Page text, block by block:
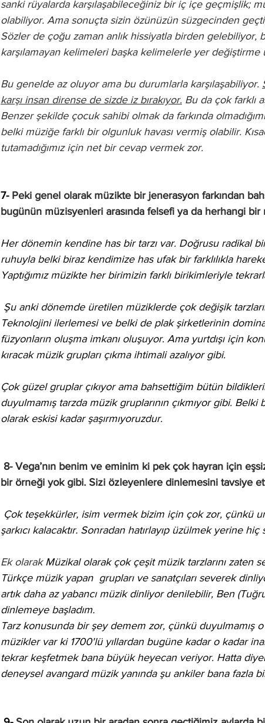
sanki rüyalarda karşılaşabileceğiniz bir iç içe geçmişlik;
olabiliyor. Ama sonuçta sizin özünüzün süzgecinden
Sözler de çoğu zaman anlık hissiyatla birden gelebiliyor,
karşılamayan kelimeleri başka kelimelerle yer
Bu genelde az oluyor ama bu durumlarla karşılaşabiliyor.
karşı insan dirense de sizde iz bırakıyor. Bu da çok farklı
Benzer şekilde çocuk sahibi olmak da farkında
belki müziğe farklı bir olgunluk havası vermiş olabilir.
tutamadığımız için net bir cevap vermek zor.
7- Peki genel olarak müzikte bir jenerasyon farkından
bugünün müzisyenleri arasında felsefi ya da herhangi
Her dönemin kendine has bir tarzı var. Doğrusu radikal
ruhuyla belki biraz kendimize has ufak bir farklılıkla
Yaptığımız müzikte her birimizin farklı birikimleriyle
Teknolojini ilerlemesi ve belki de plak şirketlerinin
füzyonların oluşma imkanı oluşuyor. Ama yurtdışı için
kıracak müzik grupları çıkma ihtimali azalıyor gibi.
Çok güzel gruplar çıkıyor ama bahsettiğim bütün
duyulmamış tarzda müzik gruplarının çıkmıyor gibi.
olarak eskisi kadar şaşırmıyoruzdur.
bir örneği yok gibi. Sizi özleyenlere dinlemesini tavsiye
Çok teşekkürler, isim vermek bizim için çok zor, çünkü
şarkıcı kalacaktır. Sonradan hatırlayıp üzülmek yerine
Ek olarak Müzikal olarak çok çeşit müzik tarzlarını zaten
Türkçe müzik yapan  grupları ve sanatçıları severek
artık daha az yabancı müzik dinliyor denilebilir, Ben
dinlemeye başladım.
Tarz konusunda bir şey demem zor, çünkü duyulmamış
müzikler var ki 1700'lü yıllardan bugüne kadar o kadar
tekrar keşfetmek bana büyük heyecan veriyor. Hatta
deneysel avangard müzik yanında şu ankiler bana fazla